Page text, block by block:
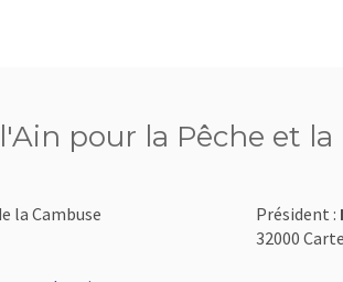
pour la Pêche et
la Cambuse
Président :
32000